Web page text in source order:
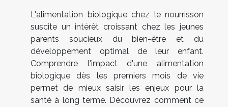
L'alimentation biologique chez le nourrisson
suscite un intérêt croissant chez les jeunes
parents soucieux du bien-être et du
développement optimal de leur enfant.
Comprendre l'impact d'une alimentation
biologique dès les premiers mois de vie
permet de mieux saisir les enjeux pour la
santé à long terme. Découvrez comment ce